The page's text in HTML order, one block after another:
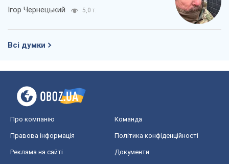
Ігор Чернецький 5,0 т.
Всі думки
Про компанію Команда
Правова інформація Політика конфіденційності
Реклама на сайті Документи